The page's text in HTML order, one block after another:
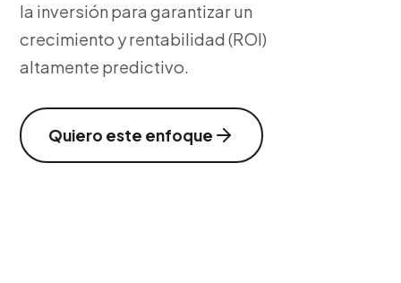
la inversión para garantizar un
crecimiento y rentabilidad (ROI)
altamente predictivo.
Quiero este enfoque